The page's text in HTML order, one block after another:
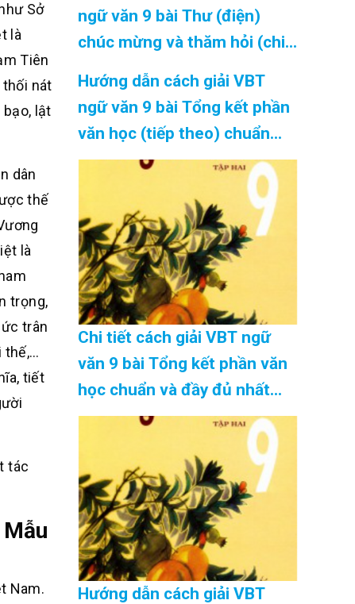
Sở
là
Tiên
nát
lật
dân
thế
là
trọng,
trân
thế,…
tiết
tác
Nam.
ngữ văn 9 bài Thư (điện)
chúc mừng và thăm hỏi (chi
08/2026
Hướng dẫn cách giải VBT
ngữ văn 9 bài Tổng kết phần
văn học (tiếp theo) chuẩn
nhất Cập Nhật 08/2026
Chi tiết cách giải VBT ngữ
văn 9 bài Tổng kết phần văn
học chuẩn và đầy đủ nhất
Cập Nhật 08/2026
Hướng dẫn cách giải VBT